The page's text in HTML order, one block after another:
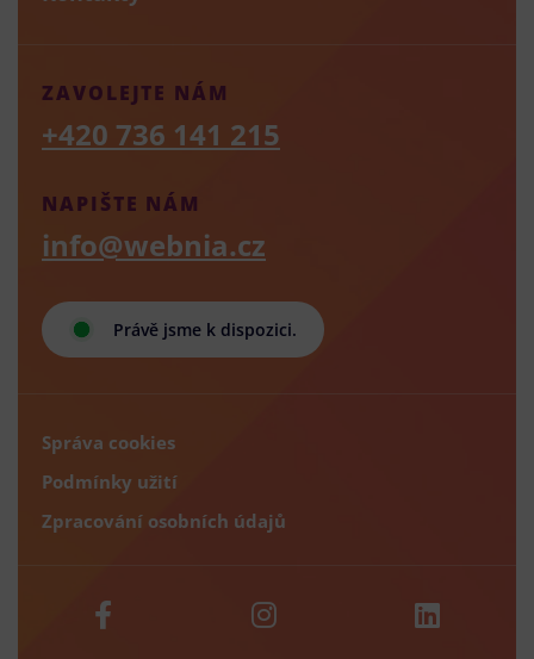
Právě jsme k dispozici.
NAPIŠTE NÁM
info@webnia.cz
ZAVOLEJTE NÁM
+420 736 141 215
Správa cookies
Podmínky užití
Zpracování osobních údajů